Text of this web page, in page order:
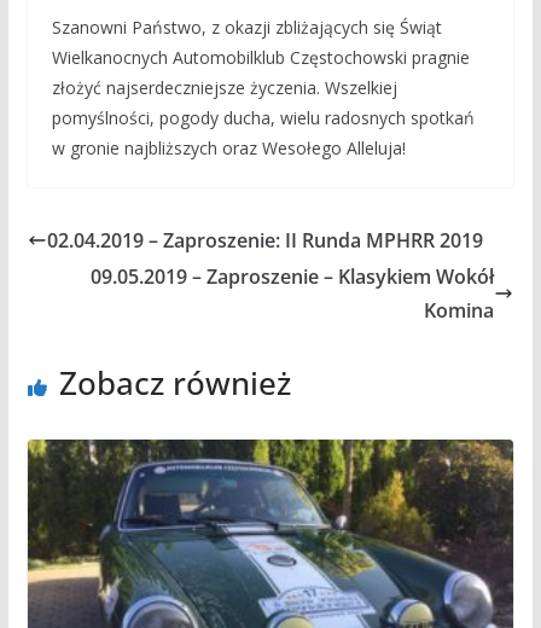
Szanowni Państwo, z okazji zbliżających się Świąt
Wielkanocnych Automobilklub Częstochowski pragnie
złożyć najserdeczniejsze życzenia. Wszelkiej
pomyślności, pogody ducha, wielu radosnych spotkań
w gronie najbliższych oraz Wesołego Alleluja!
02.04.2019 – Zaproszenie: II Runda MPHRR 2019
09.05.2019 – Zaproszenie – Klasykiem Wokół
Komina
Zobacz również